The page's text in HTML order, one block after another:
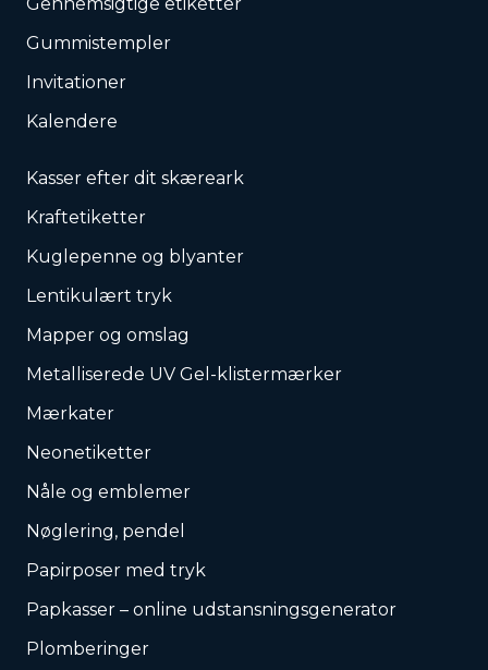
Gummistempler
Invitationer
Kalendere
Kasser efter dit skæreark
Kraftetiketter
Kuglepenne og blyanter
Lentikulært tryk
Mapper og omslag
Metalliserede UV Gel-klistermærker
Mærkater
Neonetiketter
Nåle og emblemer
Nøglering, pendel
Papirposer med tryk
Papkasser – online udstansningsgenerator
Plomberinger